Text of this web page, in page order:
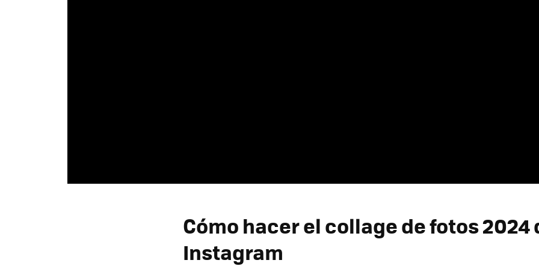
Cómo hacer el collage de fotos 2024
Instagram